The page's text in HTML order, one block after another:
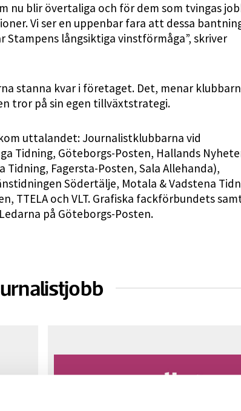
nu blir övertaliga och för dem som tvingas
Vi ser en uppenbar fara att dessa
långsiktiga vinstförmåga”, skriver
stanna kvar i företaget. Det, menar
tror på sin egen tillväxtstrategi.
uttalandet: Journalist­klubbarna vid
Tidning, Göteborgs-Posten, Hallands
Tidning, Fagersta-Posten, Sala Allehanda),
Södertälje, Motala & Vadstena
TTELA och VLT. Grafiska fackförbundets
på Göteborgs-Posten.